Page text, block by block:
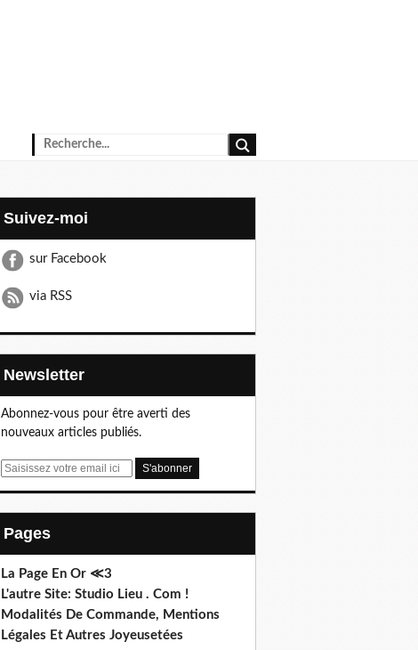
Suivez-moi
sur Facebook
via RSS
Newsletter
Abonnez-vous pour être averti des
nouveaux articles publiés.
E
Pages
La Page En Or ≪3
L'autre Site: Studio Lieu . Com !
Modalités De Commande, Mentions
Légales Et Autres Joyeusetées